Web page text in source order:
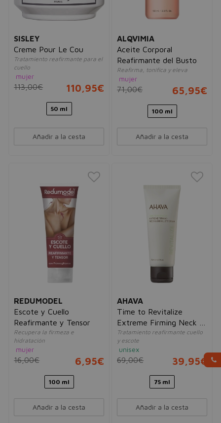
SISLEY
Creme Pour Le Cou
Tratamiento reafirmante para el
cuello
mujer
113,00€ 110,95€
50 ml
Añadir a la cesta
ALQVIMIA
Aceite Corporal
Reafirmante del Busto
Reafirma, tonifica y eleva
mujer
71,00€ 65,95€
100 ml
Añadir a la cesta
REDUMODEL
Escote y Cuello
Reafirmante y Tensor
Recupera la firmeza e
hidratación
mujer
16,00€ 6,95€
100 ml
Añadir a la cesta
AHAVA
Time to Revitalize
Extreme Firming Neck &
Décolleté Cream
Tratamiento reafirmante cuello
y escote
unisex
69,00€ 39,95€
75 ml
Añadir a la cesta